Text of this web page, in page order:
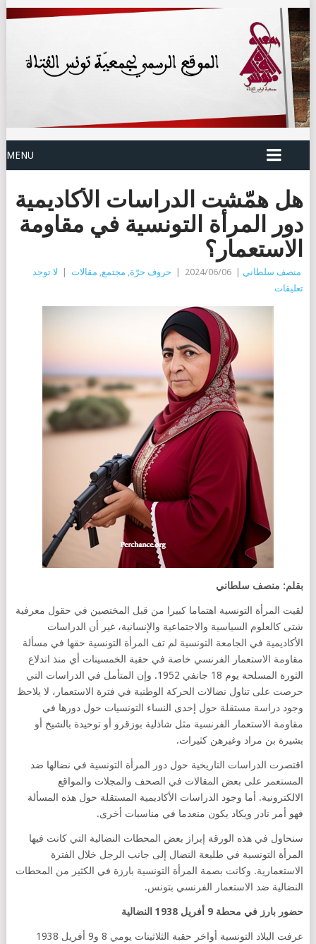
MENU
هل همّشت الدراسات الأكاديمية
دور المرأة التونسية في مقاومة
الاستعمار؟
منصف سلطاني 2024/06/06 حروف حرّة, مجتمع, مقالات
لا توجد
تعليقات
بقلم: منصف سلطاني
لقيت المرأة التونسية اهتماما كبيرا من قبل المختصين في حقول معرفية
شتى كالعلوم السياسية والاجتماعية والإنسانية، غير أن الدراسات
الأكاديمية في الجامعة التونسية لم تف المرأة التونسية حقها في مسألة
مقاومة الاستعمار الفرنسي خاصة في حقبة الخمسينات أي منذ اندلاع
الثورة المسلحة يوم 18 جانفي 1952. وإن المتأمل في الدراسات التي
حرصت على تناول نضالات الحركة الوطنية في فترة الاستعمار، لا يلاحظ
وجود دراسة مستقلة حول إحدى النساء التونسيات حول دورها في
مقاومة الاستعمار الفرنسية مثل شاذلية بوزقرو أو توحيدة بالشيخ أو
بشيرة بن مراد وغيرهن كثيرات.
اقتصرت الدراسات التاريخية حول دور المرأة التونسية في نضالها ضد
المستعمر على بعض المقالات في الصحف والمجلات والمواقع
الالكترونية. أما وجود الدراسات الأكاديمية المستقلة حول هذه المسألة
فهو أمر نادر ويكاد يكون منعدما في مناسبات أخرى.
سنحاول في هذه الورقة إبراز بعض المحطات النضالية التي كانت فيها
المرأة التونسية في طليعة النضال إلى جانب الرجل خلال الفترة
الاستعمارية. وكانت بصمة المرأة التونسية بارزة في الكثير من المحطات
النضالية ضد الاستعمار الفرنسي بتونس.
حضور بارز في محطة 9 أفريل 1938 النضالية
عرفت البلاد التونسية أواخر حقبة الثلاثينات يومي 8 و9 أفريل 1938